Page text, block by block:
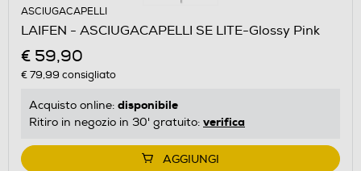
ASCIUGACAPELLI
LAIFEN - ASCIUGACAPELLI SE LITE-Glossy Pink
€ 59,90
€ 79,99 consigliato
Acquisto online: disponibile
Ritiro in negozio in 30' gratuito: verifica
AGGIUNGI